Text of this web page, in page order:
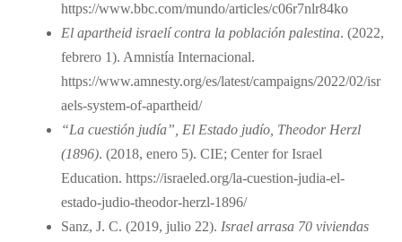
https://www.bbc.com/mundo/articles/c06r7nlr84ko
El apartheid israelí contra la población palestina. (2022,
febrero 1). Amnistía Internacional.
https://www.amnesty.org/es/latest/campaigns/2022/02/isr
aels-system-of-apartheid/
“La cuestión judía”, El Estado judío, Theodor Herzl
(1896). (2018, enero 5). CIE; Center for Israel
Education. https://israeled.org/la-cuestion-judia-el-
estado-judio-theodor-herzl-1896/
Sanz, J. C. (2019, julio 22). Israel arrasa 70 viviendas